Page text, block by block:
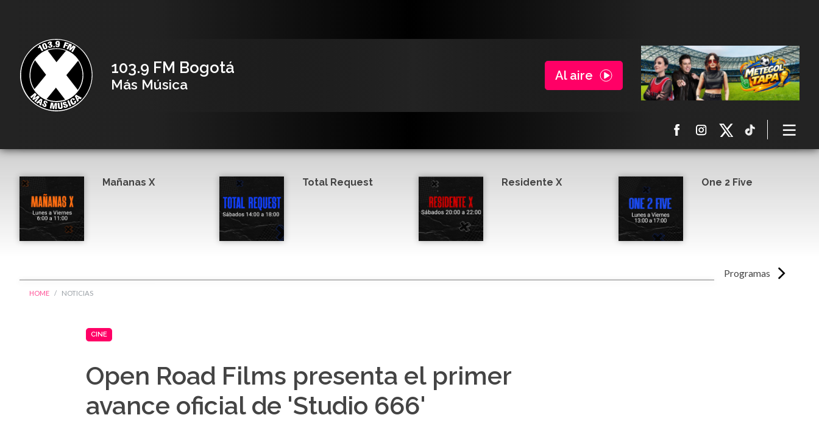
103.9 FM Bogotá
Más Música
Al aire
Programas
Mañanas X Total Request Residente X One 2 Five
HOME NOTICIAS
CINE
Open Road Films presenta el primer
avance oficial de 'Studio 666'